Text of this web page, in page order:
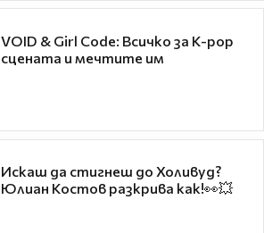
VOID & Girl Code: Всичко за K-pop
сцената и мечтите им
Искаш да стигнеш до Холивуд?
Юлиан Костов разкрива как!👀💥